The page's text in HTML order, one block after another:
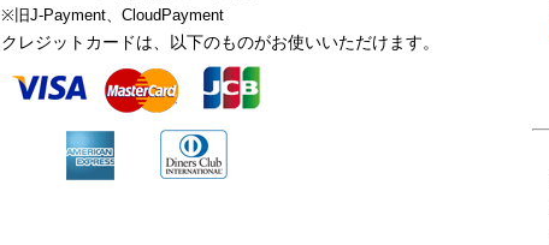
※旧J-Payment、CloudPayment
クレジットカードは、以下のものがお使いいただけます。